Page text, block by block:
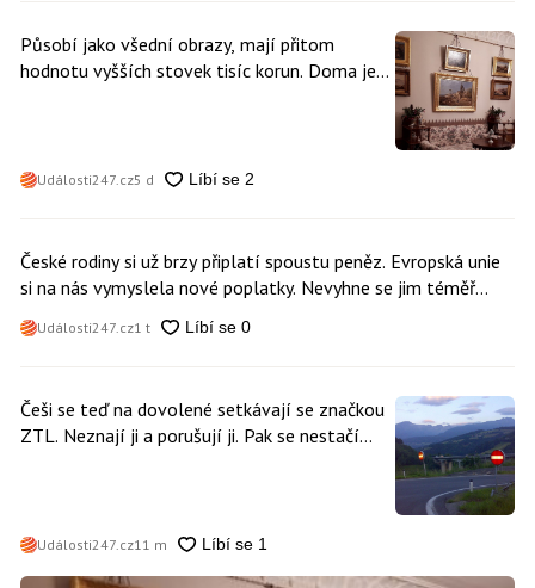
Působí jako všední obrazy, mají přitom
hodnotu vyšších stovek tisíc korun. Doma je
Události247.cz5 d
České rodiny si už brzy připlatí spoustu peněz. Evropská unie
si na nás vymyslela nové poplatky. Nevyhne se jim téměř
Události247.cz1 t
Češi se teď na dovolené setkávají se značkou
ZTL. Neznají ji a porušují ji. Pak se nestačí
Události247.cz11 m